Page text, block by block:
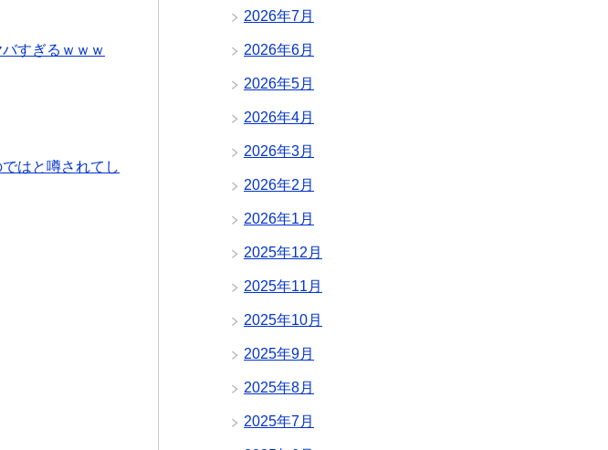
すぎるｗｗｗ
はと噂されてし
2026年7月
2026年6月
2026年5月
2026年4月
2026年3月
2026年2月
2026年1月
2025年12月
2025年11月
2025年10月
2025年9月
2025年8月
2025年7月